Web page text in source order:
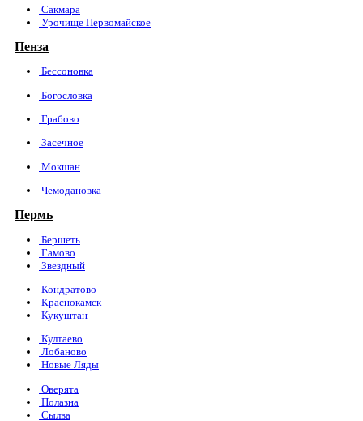
Сакмара
Урочище Первомайское
Пенза
Бессоновка
Богословка
Грабово
Засечное
Мокшан
Чемодановка
Пермь
Бершеть
Гамово
Звездный
Кондратово
Краснокамск
Кукуштан
Култаево
Лобаново
Новые Ляды
Оверята
Полазна
Сылва